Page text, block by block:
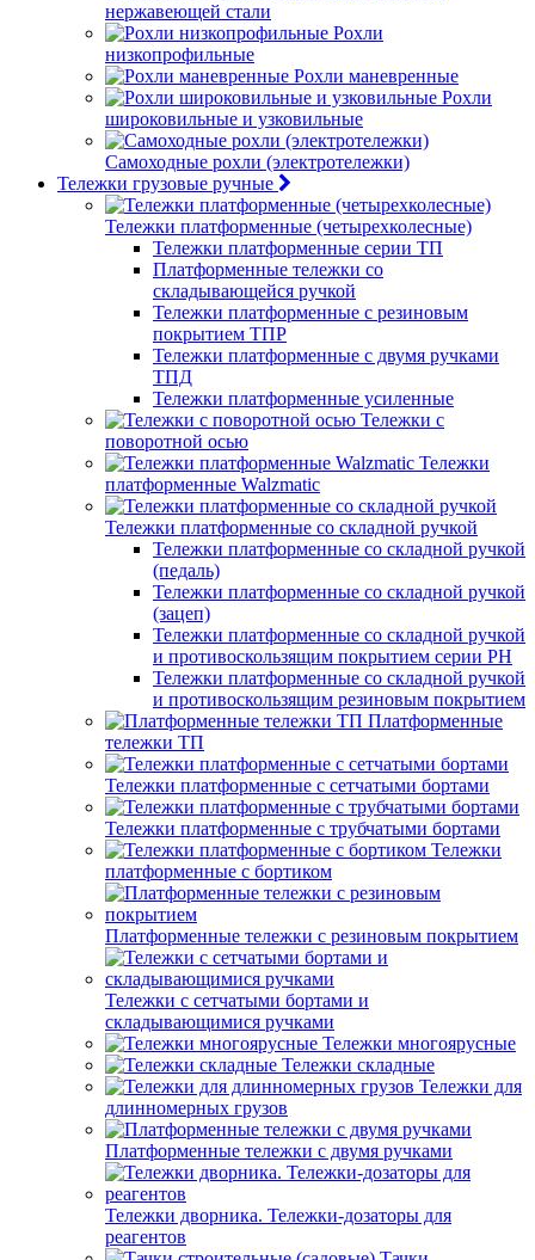
нержавеющей стали
Рохли
низкопрофильные
Рохли маневренные
Рохли
широковильные и узковильные
Самоходные рохли (электротележки)
Тележки грузовые ручные
Тележки платформенные (четырехколесные)
Тележки платформенные серии ТП
Платформенные тележки со
складывающейся ручкой
Тележки платформенные с резиновым
покрытием ТПР
Тележки платформенные с двумя ручками
ТПД
Тележки платформенные усиленные
Тележки с
поворотной осью
Тележки
платформенные Walzmatic
Тележки платформенные со складной ручкой
Тележки платформенные со складной ручкой
(педаль)
Тележки платформенные со складной ручкой
(зацеп)
Тележки платформенные со складной ручкой
и противоскользящим покрытием серии PH
Тележки платформенные со складной ручкой
и противоскользящим резиновым покрытием
Платформенные
тележки ТП
Тележки платформенные с сетчатыми бортами
Тележки платформенные с трубчатыми бортами
Тележки
платформенные с бортиком
Платформенные тележки с резиновым покрытием
Тележки с сетчатыми бортами и
складывающимися ручками
Тележки многоярусные
Тележки складные
Тележки для
длинномерных грузов
Платформенные тележки с двумя ручками
Тележки дворника. Тележки-дозаторы для
реагентов